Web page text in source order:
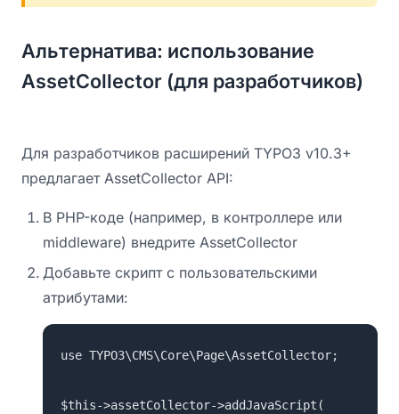
Альтернатива: использование
AssetCollector (для разработчиков)
Для разработчиков расширений TYPO3 v10.3+
предлагает AssetCollector API:
В PHP-коде (например, в контроллере или
middleware) внедрите AssetCollector
Добавьте скрипт с пользовательскими
атрибутами:
use TYPO3\CMS\Core\Page\AssetCollector;
$this->assetCollector->addJavaScript(